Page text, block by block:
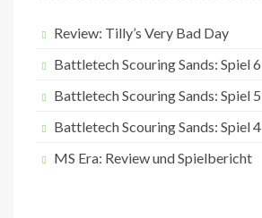
Review: Tilly’s Very Bad Day
Battletech Scouring Sands: Spiel 6
Battletech Scouring Sands: Spiel 5
Battletech Scouring Sands: Spiel 4
MS Era: Review und Spielbericht